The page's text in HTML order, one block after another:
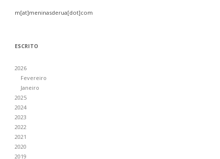
m[at]meninasderua[dot]com
ESCRITO
2026
Fevereiro
Janeiro
2025
2024
2023
2022
2021
2020
2019